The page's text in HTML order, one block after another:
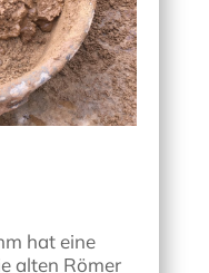
hat eine
alten Römer